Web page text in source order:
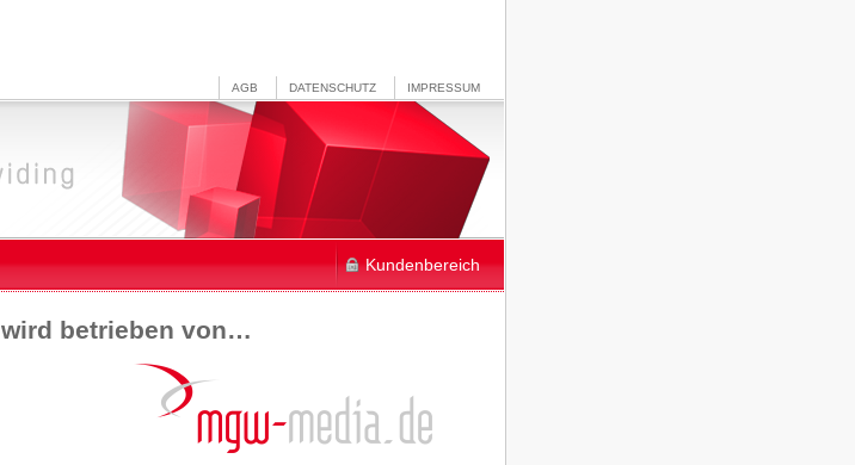
Kundenbereich
AGB DATENSCHUTZ IMPRESSUM
wird betrieben von…